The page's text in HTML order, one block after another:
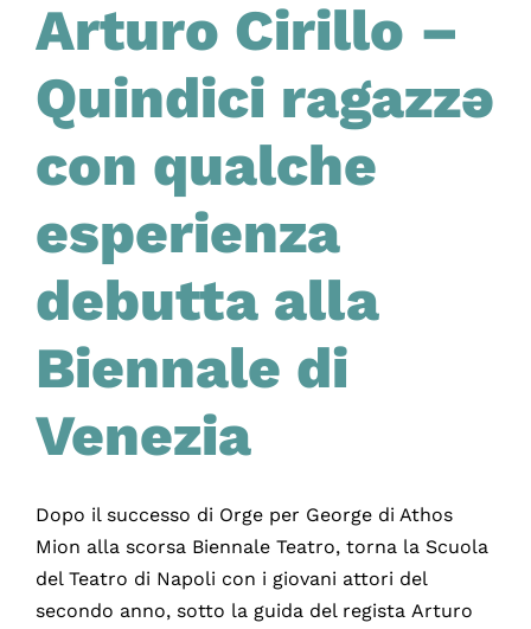
Arturo Cirillo –
Quindici ragazzə
con qualche
esperienza
debutta alla
Biennale di
Venezia
Dopo il successo di Orge per George di Athos
Mion alla scorsa Biennale Teatro, torna la Scuola
del Teatro di Napoli con i giovani attori del
secondo anno, sotto la guida del regista Arturo